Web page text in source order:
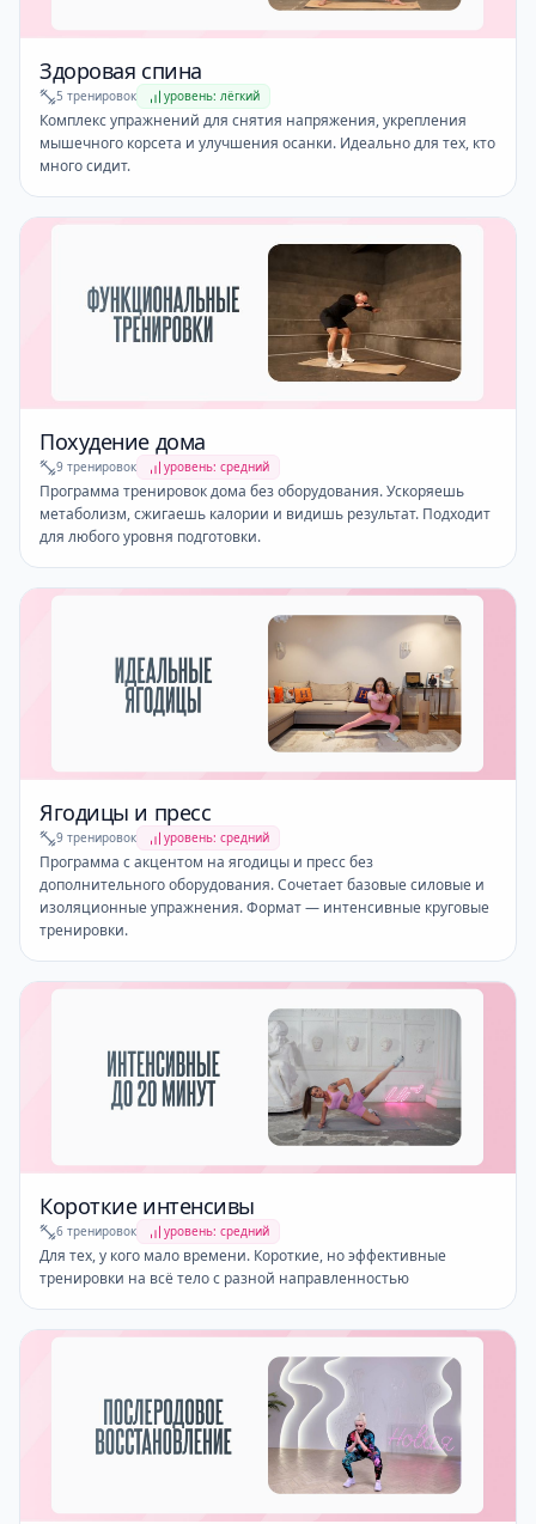
Здоровая спина
5 тренировок уровень: лёгкий
Комплекс упражнений для снятия напряжения, укрепления
мышечного корсета и улучшения осанки. Идеально для тех, кто
много сидит.
Похудение дома
9 тренировок уровень: средний
Программа тренировок дома без оборудования. Ускоряешь
метаболизм, сжигаешь калории и видишь результат. Подходит
для любого уровня подготовки.
Ягодицы и пресс
9 тренировок уровень: средний
Программа с акцентом на ягодицы и пресс без
дополнительного оборудования. Сочетает базовые силовые и
изоляционные упражнения. Формат — интенсивные круговые
тренировки.
Короткие интенсивы
6 тренировок уровень: средний
Для тех, у кого мало времени. Короткие, но эффективные
тренировки на всё тело с разной направленностью